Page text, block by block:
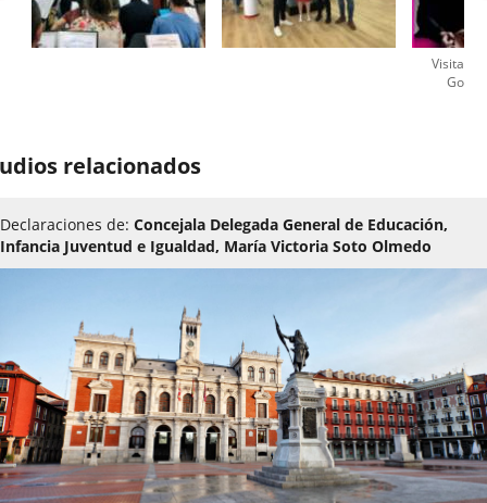
Visita
relacionados
Declaraciones de: Concejala Delegada General de Educación,
Infancia Juventud e Igualdad, María Victoria Soto Olmedo